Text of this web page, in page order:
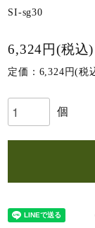
SI-sg30
6,324円(税込)
定価：6,324円(税
個